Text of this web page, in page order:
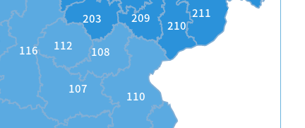
107
108
110
112
116
203 209
210
211